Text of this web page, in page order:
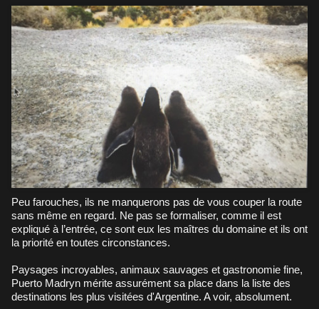
Peu farouches, ils ne manquerons pas de vous couper la route
sans même en regard. Ne pas se formaliser, comme il est
expliqué à l’entrée, ce sont eux les maîtres du domaine et ils ont
la priorité en toutes circonstances.
Paysages incroyables, animaux sauvages et gastronomie fine,
Puerto Madryn mérite assurément sa place dans la liste des
destinations les plus visitées d'Argentine. A voir, absolument.